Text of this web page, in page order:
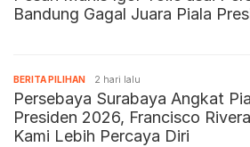
Bandung Gagal Juara Piala
BERITA PILIHAN 2 hari lalu
Persebaya Surabaya Angkat
Presiden 2026, Francisco
Kami Lebih Percaya Diri